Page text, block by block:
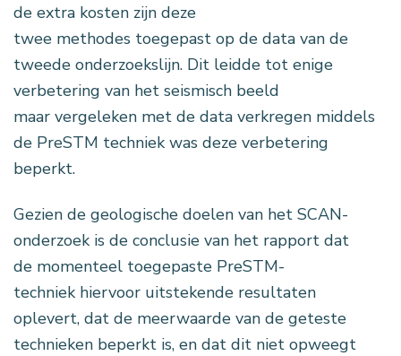
de extra kosten zijn deze
twee methodes toegepast op de data van de
tweede onderzoekslijn. Dit leidde tot enige
verbetering van het seismisch beeld
maar vergeleken met de data verkregen middels
de PreSTM techniek was deze verbetering
beperkt.
Gezien de geologische doelen van het SCAN-
onderzoek is de conclusie van het rapport dat
de momenteel toegepaste PreSTM-
techniek hiervoor uitstekende resultaten
oplevert, dat de meerwaarde van de geteste
technieken beperkt is, en dat dit niet opweegt